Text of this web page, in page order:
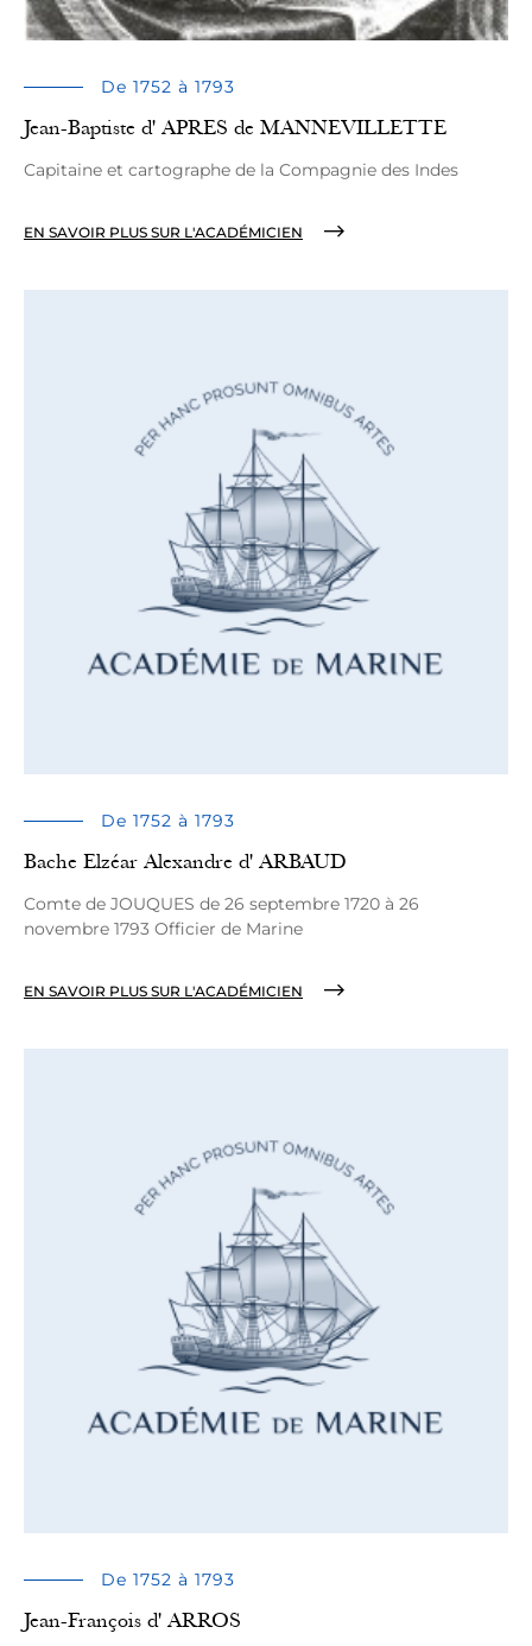
De 1752 à 1793
Jean-Baptiste d' APRES de MANNEVILLETTE
Capitaine et cartographe de la Compagnie des Indes
EN SAVOIR PLUS SUR L'ACADÉMICIEN
De 1752 à 1793
Bache Elzéar Alexandre d' ARBAUD
Comte de JOUQUES de 26 septembre 1720 à 26
novembre 1793 Officier de Marine
EN SAVOIR PLUS SUR L'ACADÉMICIEN
De 1752 à 1793
Jean-François d' ARROS